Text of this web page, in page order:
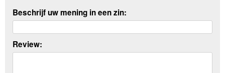
Beschrijf uw mening in een zin:
Review: